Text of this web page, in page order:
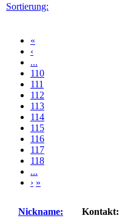
Sortierung:
«
‹
...
110
111
112
113
114
115
116
117
118
...
› »
Nickname: Kontakt: